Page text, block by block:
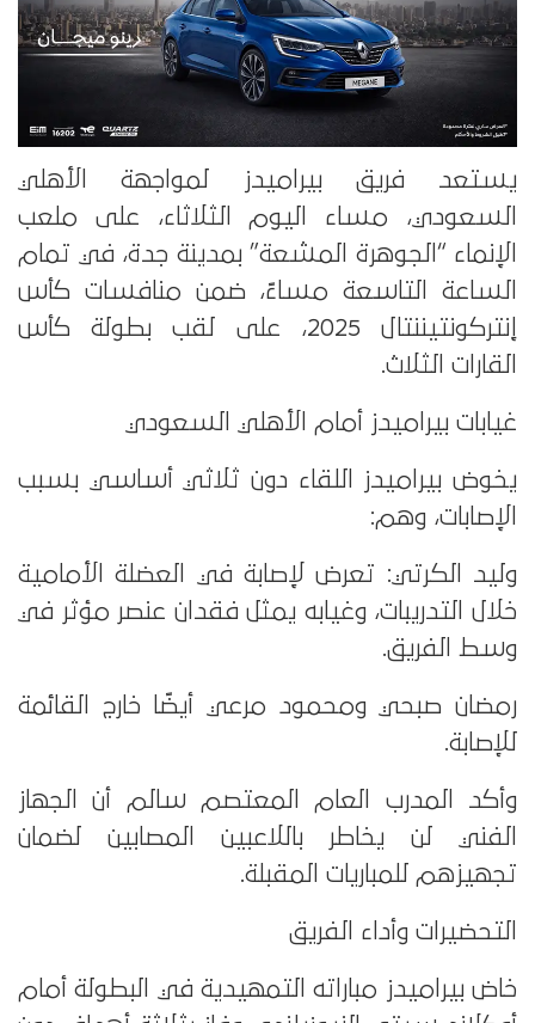
يستعد فريق بيراميدز لمواجهة الأهلي
السعودي، مساء اليوم الثلاثاء، على ملعب
الإنماء “الجوهرة المشعة” بمدينة جدة، في تمام
الساعة التاسعة مساءً، ضمن منافسات كأس
إنتركونتيننتال 2025، على لقب بطولة كأس
القارات الثلاث.
غيابات بيراميدز أمام الأهلي السعودي
يخوض بيراميدز اللقاء دون ثلاثي أساسي بسبب
الإصابات، وهم:
وليد الكرتي: تعرض لإصابة في العضلة الأمامية
خلال التدريبات، وغيابه يمثل فقدان عنصر مؤثر في
وسط الفريق.
رمضان صبحي ومحمود مرعي أيضًا خارج القائمة
للإصابة.
وأكد المدرب العام المعتصم سالم أن الجهاز
الفني لن يخاطر باللاعبين المصابين لضمان
تجهيزهم للمباريات المقبلة.
التحضيرات وأداء الفريق
خاض بيراميدز مباراته التمهيدية في البطولة أمام